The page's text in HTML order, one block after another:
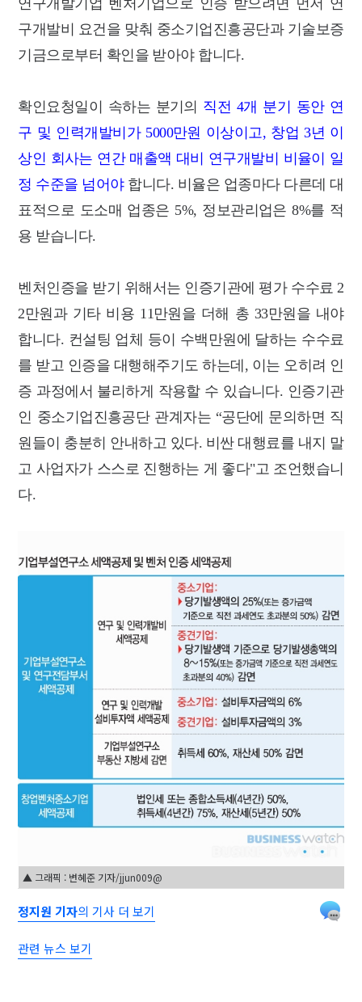
연구개발기업 벤처기업으로 인증 받으려면 먼저 연
구개발비 요건을 맞춰 중소기업진흥공단과 기술보증
기금으로부터 확인을 받아야 합니다.
확인요청일이 속하는 분기의 직전 4개 분기 동안 연
구 및 인력개발비가 5000만원 이상이고, 창업 3년 이
상인 회사는 연간 매출액 대비 연구개발비 비율이 일
정 수준을 넘어야 합니다. 비율은 업종마다 다른데 대
표적으로 도소매 업종은 5%, 정보관리업은 8%를 적
용 받습니다.
벤처인증을 받기 위해서는 인증기관에 평가 수수료 2
2만원과 기타 비용 11만원을 더해 총 33만원을 내야
합니다. 컨설팅 업체 등이 수백만원에 달하는 수수료
를 받고 인증을 대행해주기도 하는데, 이는 오히려 인
증 과정에서 불리하게 작용할 수 있습니다. 인증기관
인 중소기업진흥공단 관계자는 “공단에 문의하면 직
원들이 충분히 안내하고 있다. 비싼 대행료를 내지 말
고 사업자가 스스로 진행하는 게 좋다"고 조언했습니
다.
▲ 그래픽 : 변혜준 기자/jjun009@
정지원 기자의 기사 더 보기
관련 뉴스 보기